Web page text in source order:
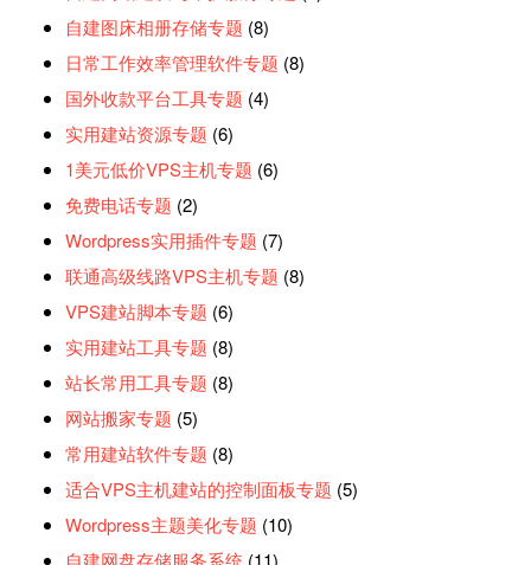
自建图床相册存储专题 (8)
日常工作效率管理软件专题 (8)
国外收款平台工具专题 (4)
实用建站资源专题 (6)
1美元低价VPS主机专题 (6)
免费电话专题 (2)
Wordpress实用插件专题 (7)
联通高级线路VPS主机专题 (8)
VPS建站脚本专题 (6)
实用建站工具专题 (8)
站长常用工具专题 (8)
网站搬家专题 (5)
常用建站软件专题 (8)
适合VPS主机建站的控制面板专题 (5)
Wordpress主题美化专题 (10)
自建网盘存储服务系统 (11)